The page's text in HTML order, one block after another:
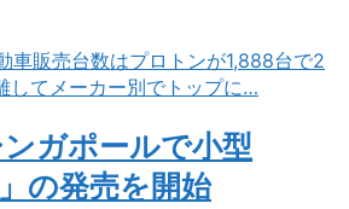
車販売台数はプロトンが1,888台で2
してメーカー別でトップに…
ガポールで小型
の発売を開始